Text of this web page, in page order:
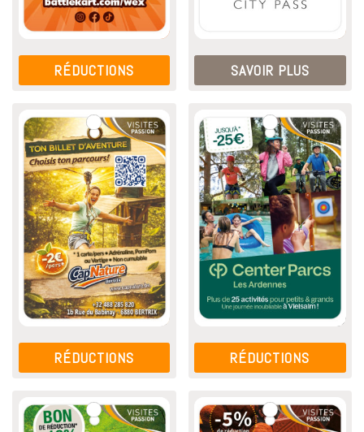
RÉDUCTIONS SAVOIR PLUS
RÉDUCTIONS RÉDUCTIONS